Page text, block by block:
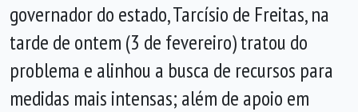
governador do estado, Tarcísio de Freitas, na
tarde de ontem (3 de fevereiro) tratou do
problema e alinhou a busca de recursos para
medidas mais intensas; além de apoio em